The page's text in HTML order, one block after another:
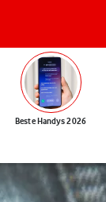
Beste Handys 2026